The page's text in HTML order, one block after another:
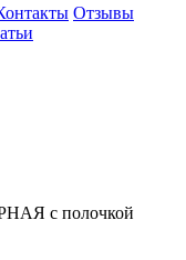
Отзывы
с полочкой